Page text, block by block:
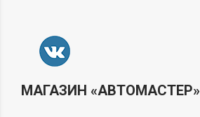
МАГАЗИН «АВТОМАСТЕР»